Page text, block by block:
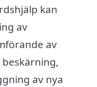
kan
av
av
av nya